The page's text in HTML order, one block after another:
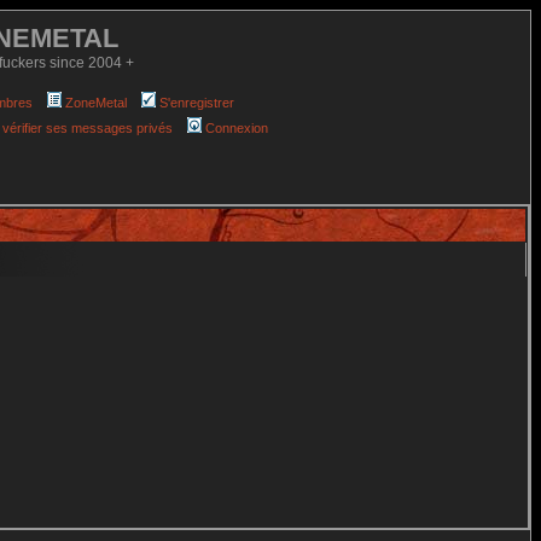
since 2004 +
ZoneMetal
S'enregistrer
ses messages privés Connexion